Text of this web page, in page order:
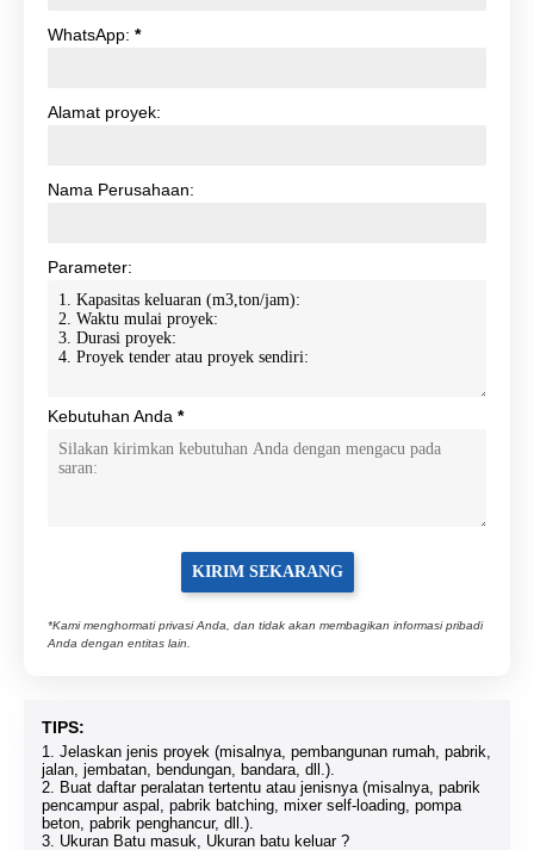
WhatsApp: *
Alamat proyek:
Nama Perusahaan:
Parameter:
Kebutuhan Anda *
*Kami menghormati privasi Anda, dan tidak akan membagikan informasi pribadi
Anda dengan entitas lain.
TIPS:
1. Jelaskan jenis proyek (misalnya, pembangunan rumah, pabrik,
jalan, jembatan, bendungan, bandara, dll.).
2. Buat daftar peralatan tertentu atau jenisnya (misalnya, pabrik
pencampur aspal, pabrik batching, mixer self-loading, pompa
beton, pabrik penghancur, dll.).
3. Ukuran Batu masuk, Ukuran batu keluar ?